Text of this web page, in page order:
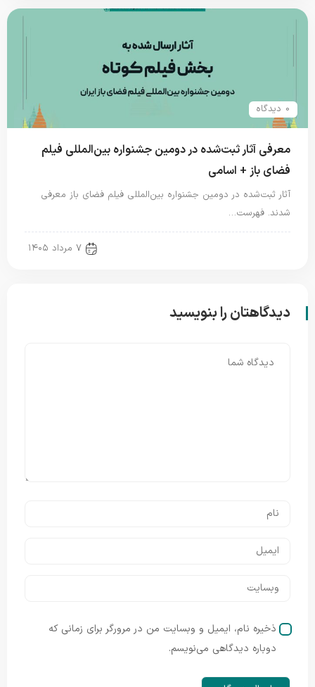
0 دیدگاه
معرفی آثار ثبت‌شده در دومین جشنواره بین‌المللی فیلم
فضای باز + اسامی
آثار ثبت‌شده در دومین جشنواره بین‌المللی فیلم فضای باز معرفی
شدند. فهرست…
۷ مرداد ۱۴۰۵
دیدگاهتان را بنویسید
ذخیره نام، ایمیل و وبسایت من در مرورگر برای زمانی که
دوباره دیدگاهی می‌نویسم.